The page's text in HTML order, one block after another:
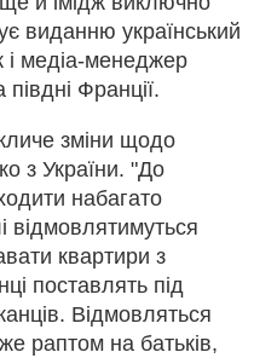
виданню український
і медіа-менеджер
Франції.
зміни щодо
з України. "До
набагато
відмовлятимуться
квартири з
поставлять під
Відмовляться
раптом на батьків,